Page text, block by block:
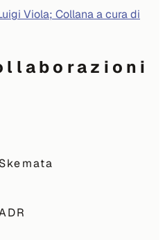
Viola; Collana a cura di
Skemata